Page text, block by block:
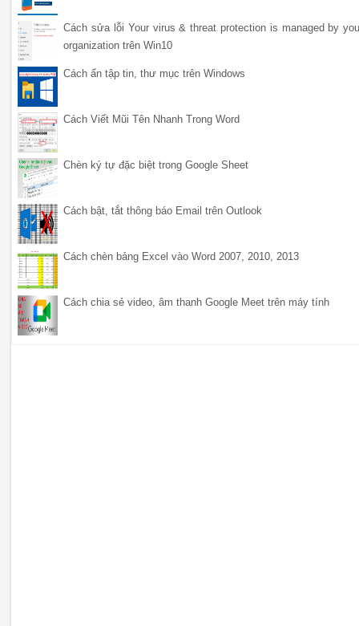
Cách sửa lỗi Your virus & threat protection is managed by
organization trên Win10
Cách ẩn tập tin, thư mục trên Windows
Cách Viết Mũi Tên Nhanh Trong Word
Chèn ký tự đặc biệt trong Google Sheet
Cách bật, tắt thông báo Email trên Outlook
Cách chèn bảng Excel vào Word 2007, 2010, 2013
Cách chia sẻ video, âm thanh Google Meet trên máy tính